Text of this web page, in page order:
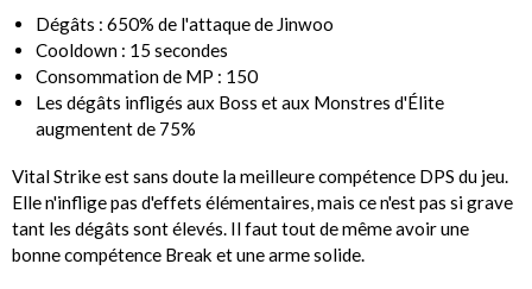
Dégâts : 650% de l'attaque de Jinwoo
Cooldown : 15 secondes
Consommation de MP : 150
Les dégâts infligés aux Boss et aux Monstres d'Élite
augmentent de 75%
Vital Strike est sans doute la meilleure compétence DPS du jeu.
Elle n'inflige pas d'effets élémentaires, mais ce n'est pas si grave
tant les dégâts sont élevés. Il faut tout de même avoir une
bonne compétence Break et une arme solide.